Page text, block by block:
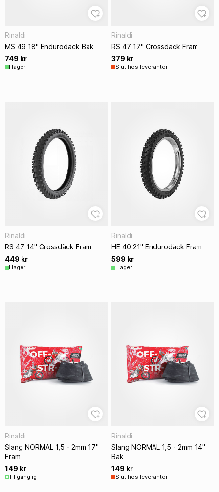
Rinaldi
MS 49 18" Endurodäck Bak
749 kr
I lager
Rinaldi
RS 47 17" Crossdäck Fram
379 kr
Slut hos leverantör
Rinaldi
RS 47 14" Crossdäck Fram
449 kr
I lager
Rinaldi
HE 40 21" Endurodäck Fram
599 kr
I lager
Rinaldi
Slang NORMAL 1,5 - 2mm 17"
Fram
149 kr
Tillgänglig
Rinaldi
Slang NORMAL 1,5 - 2mm 14"
Bak
149 kr
Slut hos leverantör